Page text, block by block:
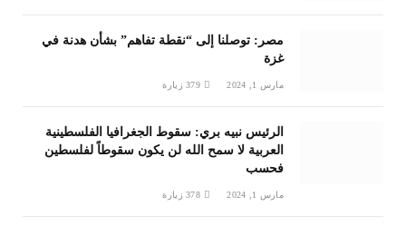
مصر: توصلنا إلى “نقطة تفاهم” بشأن هدنة في
غزة
مارس 1, 2024 379 زيارة
الرئيس نبيه بري: سقوط الجغرافيا الفلسطينية
العربية لا سمح الله لن يكون سقوطاً لفلسطين
فحسب
مارس 1, 2024 378 زيارة